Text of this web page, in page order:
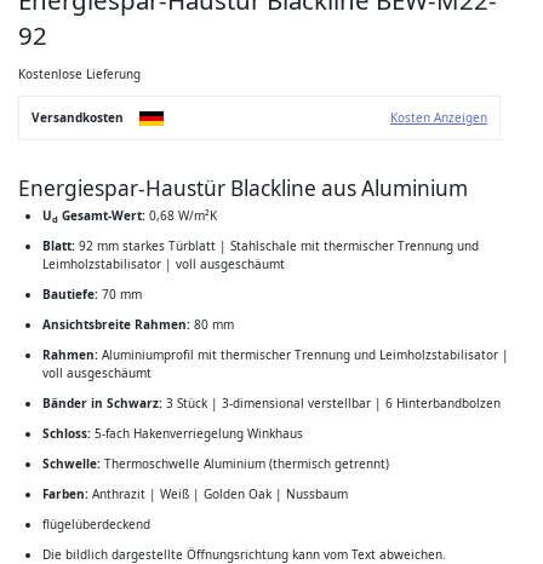
Bildgalerie
springen
92
Kostenlose Lieferung
Versandkosten Kosten Anzeigen
Energiespar-Haustür Blackline aus Aluminium
Ud Gesamt-Wert: 0,68 W/m²K
Blatt: 92 mm starkes Türblatt | Stahlschale mit thermischer Trennung und
Leimholzstabilisator | voll ausgeschäumt
Bautiefe: 70 mm
Ansichtsbreite Rahmen: 80 mm
Rahmen: Aluminiumprofil mit thermischer Trennung und Leimholzstabilisator |
voll ausgeschäumt
Bänder in Schwarz: 3 Stück | 3-dimensional verstellbar | 6 Hinterbandbolzen
Schloss: 5-fach Hakenverriegelung Winkhaus
Schwelle: Thermoschwelle Aluminium (thermisch getrennt)
Farben: Anthrazit | Weiß | Golden Oak | Nussbaum
flügelüberdeckend
Die bildlich dargestellte Öffnungsrichtung kann vom Text abweichen.